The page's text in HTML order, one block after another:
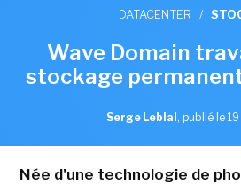
DATACENTER /
Wave Domain
stockage
Serge Leblal , publié le
Née d'une technologie de